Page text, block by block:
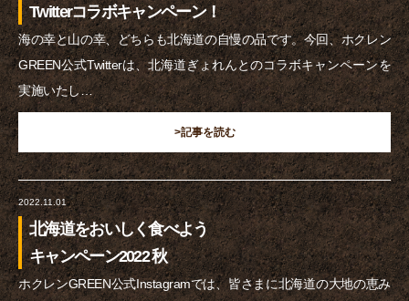
Twitterコラボキャンペーン！
海の幸と山の幸、どちらも北海道の自慢の品です。今回、ホクレン
GREEN公式Twitterは、北海道ぎょれんとのコラボキャンペーンを
実施いたし…
>記事を読む
2022.11.01
北海道をおいしく食べよう
キャンペーン2022 秋
ホクレンGREEN公式Instagramでは、皆さまに北海道の大地の恵み